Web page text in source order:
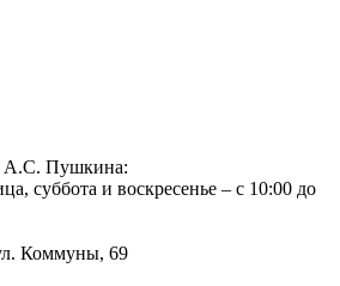
А.С. Пушкина:
суббота и воскресенье – с 10:00 до
Коммуны, 69